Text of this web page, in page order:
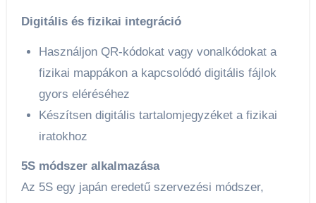
Digitális és fizikai integráció
Használjon QR-kódokat vagy vonalkódokat a
fizikai mappákon a kapcsolódó digitális fájlok
gyors eléréséhez
Készítsen digitális tartalomjegyzéket a fizikai
iratokhoz
5S módszer alkalmazása
Az 5S egy japán eredetű szervezési módszer,